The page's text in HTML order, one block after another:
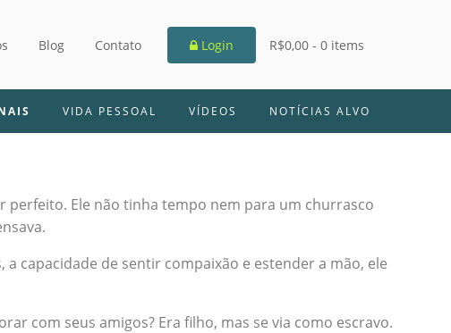
Blog Contato Login R$0,00 - 0 items
VIDA PESSOAL VÍDEOS NOTÍCIAS ALVO
perfeito. Ele não tinha tempo nem para um churrasco
capacidade de sentir compaixão e estender a mão, ele
com seus amigos? Era filho, mas se via como escravo.